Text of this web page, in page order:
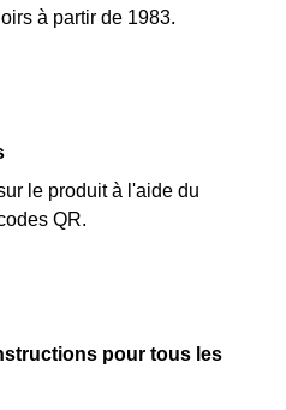
à partir de 1983.
le produit à l'aide du
QR.
pour tous les